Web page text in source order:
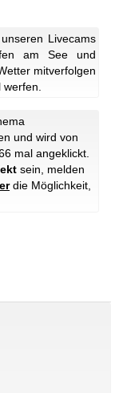
Livecams
am See und
mitverfolgen
und wird von
mal angeklickt.
sein, melden
die Möglichkeit,